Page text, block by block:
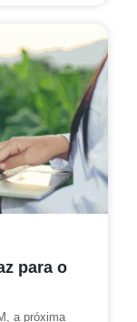
para o
a próxima